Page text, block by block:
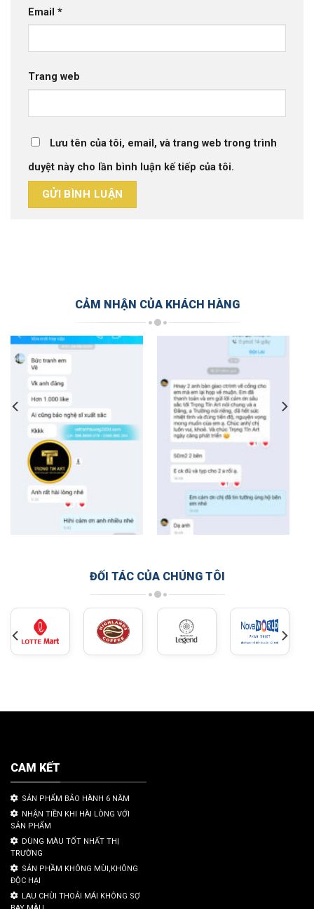
Email *
Trang web
Lưu tên của tôi, email, và trang web trong trình
duyệt này cho lần bình luận kế tiếp của tôi.
CẢM NHẬN CỦA KHÁCH HÀNG
ĐỐI TÁC CỦA CHÚNG TÔI
CAM KẾT
SẢN PHẨM BẢO HÀNH 6 NĂM
NHẬN TIỀN KHI HÀI LÒNG VỚI
SẢN PHẨM
DÙNG MÀU TỐT NHẤT THỊ
TRƯỜNG
SẢN PHẦM KHÔNG MÙI,KHÔNG
ĐỘC HẠI
LAU CHÙI THOẢI MÁI KHÔNG SỢ